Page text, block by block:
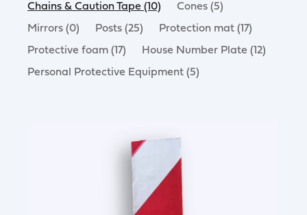
Chains & Caution Tape (10)
Cones (5)
Mirrors (0)
Posts (25)
Protection mat (17)
Protective foam (17)
House Number Plate (12)
Personal Protective Equipment (5)